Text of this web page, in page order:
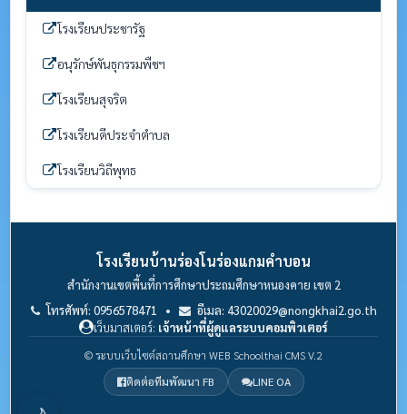
โรงเรียนประชารัฐ
อนุรักษ์พันธุกรรมพืชฯ
โรงเรียนสุจริต
โรงเรียนดีประจำตำบล
โรงเรียนวิถีพุทธ
โรงเรียนบ้านร่องโนร่องแกมคำบอน
สำนักงานเขตพื้นที่การศึกษาประถมศึกษาหนองคาย เขต 2
โทรศัพท์: 0956578471 •
อีเมล: 43020029@nongkhai2.go.th
เว็บมาสเตอร์: เจ้าหน้าที่ผู้ดูแลระบบคอมพิวเตอร์
© ระบบเว็บไซต์สถานศึกษา WEB Schoolthai CMS V.2
ติดต่อทีมพัฒนา FB
LINE OA